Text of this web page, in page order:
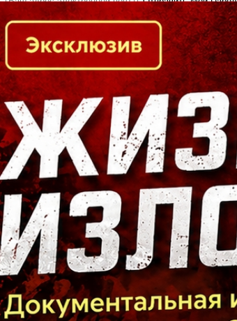
Кто есть кто в Байкальском регионе